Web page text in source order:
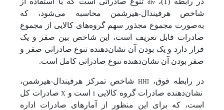
div
شاخص هرفیندال-هیرشمن محاسبه می‌شود، که
به‌صورت مجموع مجذور سهم گروه‌های کالایی از مجموع
صادرات قابل تعریف است، این شاخص بین صفر و یک
قرار دارد و یک بودن آن نشان‌دهنده تنوع صادراتی صفر و
صفر بودن آن نشان‌دهنده تنوع صادراتی کامل است.
در رابطه فوق، HHI شاخص تمرکز هرفیندال-هیرشمن،
نشان‌دهنده صادرات گروه کالایی iاست و X صادرات کل
است، که برای این منظور از آمارهای صادرات اداره